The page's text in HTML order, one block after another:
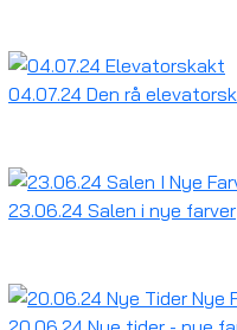
04.07.24 Den rå
23.06.24 Salen i nye farver